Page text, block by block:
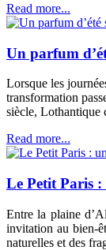
Read more...
Un parfum
Lorsque les
transformation
siècle, Lothantique
Read more...
Le Petit Paris :
Entre la plaine
invitation au bien-
naturelles et des